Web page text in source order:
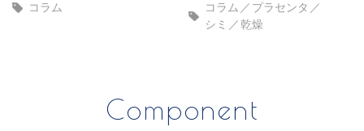
コラム コラム
プラセンタ
シミ
乾燥
Component